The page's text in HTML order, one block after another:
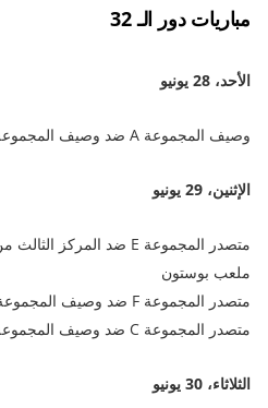
مباريات دور الـ 32
الأحد، 28 يونيو
وصيف المجموعة A ضد وصيف المجموعة B – ملعب لوس أنجلوس
الإثنين، 29 يونيو
ملعب بوستون
متصدر المجموعة F ضد وصيف المجموعة C – ملعب مونتيري
متصدر المجموعة C ضد وصيف المجموعة F – ملعب هيوستن
الثلاثاء، 30 يونيو